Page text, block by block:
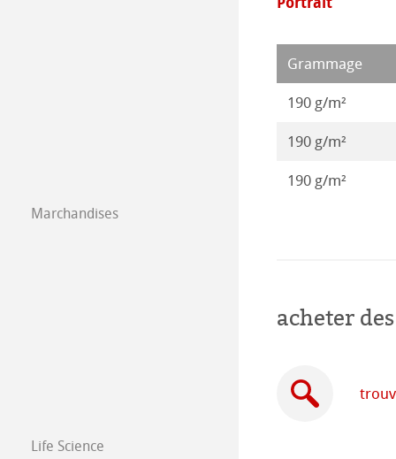
Papier isométric
Papier á dessin
Co-Branding
Illustrations 2019
Co-Branding
Marchandises
Life Science
Grammage
190 g/m²
190 g/m²
190 g/m²
acheter